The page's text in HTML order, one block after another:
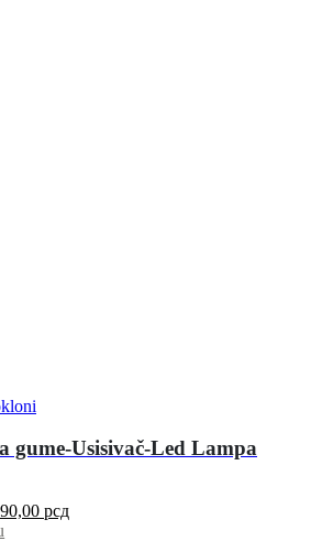
gume-Usisivač-Led Lampa
рсд